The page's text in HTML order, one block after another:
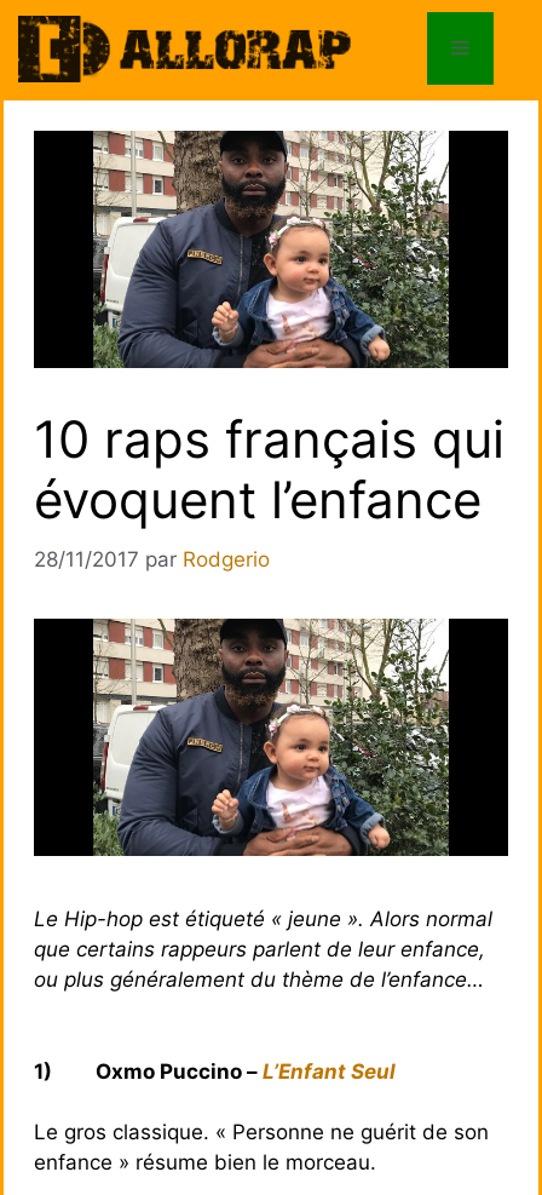
Aller
au
contenu
Menu
10 raps français qui
évoquent l’enfance
28/11/2017 par Rodgerio
Le Hip-hop est étiqueté « jeune ». Alors normal
que certains rappeurs parlent de leur enfance,
ou plus généralement du thème de l’enfance…
1) Oxmo Puccino – L’Enfant Seul
Le gros classique. « Personne ne guérit de son
enfance » résume bien le morceau.